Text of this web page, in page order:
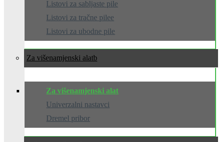
Listovi za sabljaste pile
Listovi za tračne pilee
Listovi za ubodne pile
Za višenamjenski alat
Za višenamjenski alat
Univerzalni nastavci
Dremel pribor